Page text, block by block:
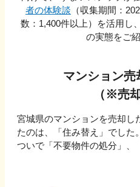
者の体験談 （収集期間：
数： 1,400件以上）を活用し、
の実態をご
マンション売
（※売
宮城県のマンションを売却し
たのは、「住み替え 」でした。
ついで 「不要物件の処分」、